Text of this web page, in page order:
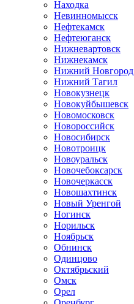
Находка
Невинномысск
Нефтекамск
Нефтеюганск
Нижневартовск
Нижнекамск
Нижний Новгород
Нижний Тагил
Новокузнецк
Новокуйбышевск
Новомосковск
Новороссийск
Новосибирск
Новотроицк
Новоуральск
Новочебоксарск
Новочеркасск
Новошахтинск
Новый Уренгой
Ногинск
Норильск
Ноябрьск
Обнинск
Одинцово
Октябрьский
Омск
Орел